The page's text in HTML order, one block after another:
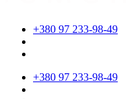
+380 97 233-98-49
+380 97 233-98-49